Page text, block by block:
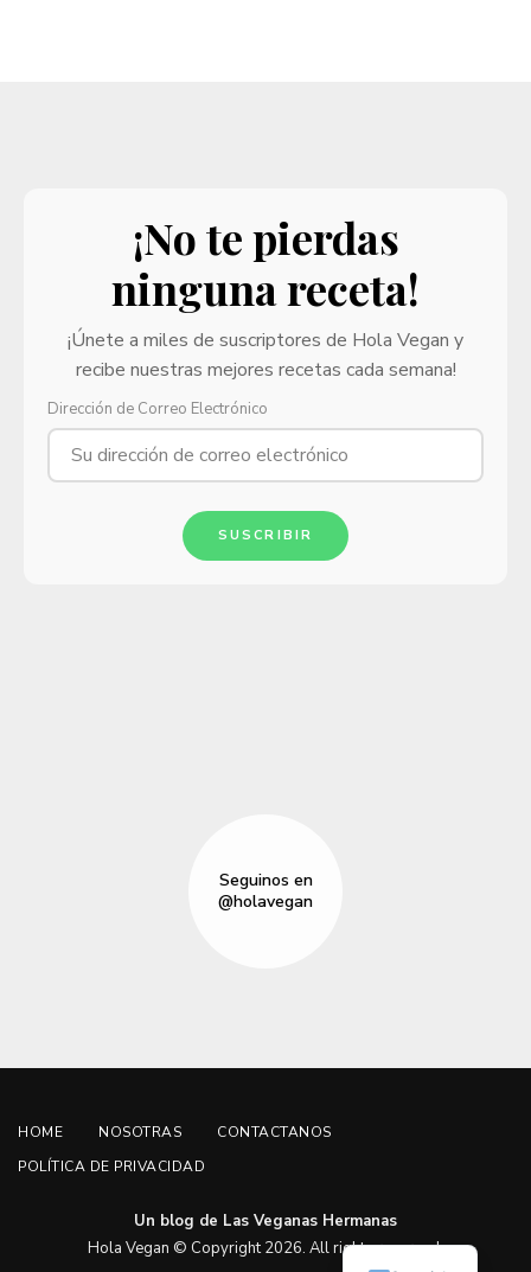
¡No te pierdas
ninguna receta!
¡Únete a miles de suscriptores de Hola Vegan y
recibe nuestras mejores recetas cada semana!
Dirección de Correo Electrónico
SUSCRIBIR
Seguinos en
@holavegan
HOME NOSOTRAS
CONTACTANOS
POLÍTICA DE PRIVACIDAD
Un blog de Las Veganas Hermanas
Hola Vegan © Copyright 2026. All rights reserved.
English